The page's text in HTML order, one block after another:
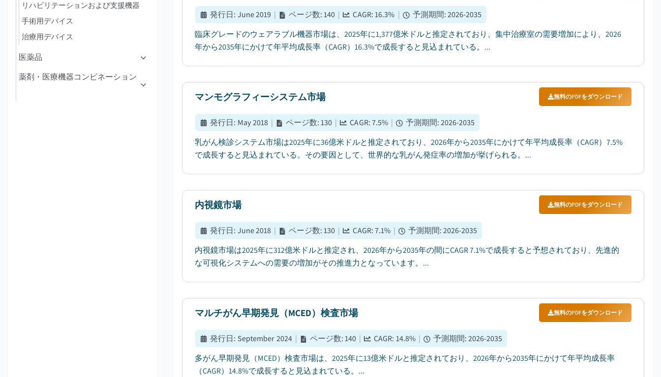
リハビリテーションおよび支援機器
手術用デバイス
治療用デバイス
医薬品
薬剤・医療機器コンビネーション
発行日: June 2019 | ページ数:140 | CAGR:16.3% | 予測期間:2026-2035
臨床グレードのウェアラブル機器市場は、2025年に1,377億米ドルと推定されており、集中治療室の需要増加により、2026
年から2035年にかけて年平均成長率（CAGR）16.3%で成長すると見込まれている。...
マンモグラフィーシステム市場 無料のPDFをダウンロード
発行日: May 2018 | ページ数:130 | CAGR:7.5% | 予測期間:2026-2035
乳がん検診システム市場は2025年に36億米ドルと推定されており、2026年から2035年にかけて年平均成長率（CAGR）7.5%
で成長すると見込まれている。その要因として、世界的な乳がん発症率の増加が挙げられる。...
内視鏡市場 無料のPDFをダウンロード
発行日: June 2018 | ページ数:130 | CAGR:7.1% | 予測期間:2026-2035
内視鏡市場は2025年に312億米ドルと推定され、2026年から2035年の間にCAGR 7.1%で成長すると予想されており、先進的
な可視化システムへの需要の増加がその推進力となっています。...
マルチがん早期発見（MCED）検査市場 無料のPDFをダウンロード
発行日: September 2024 | ページ数:140 | CAGR: 14.8% | 予測期間:2026-2035
多がん早期発見（MCED）検査市場は、2025年に13億米ドルと推定されており、2026年から2035年にかけて年平均成長率
（CAGR）14.8%で成長すると見込まれている。...